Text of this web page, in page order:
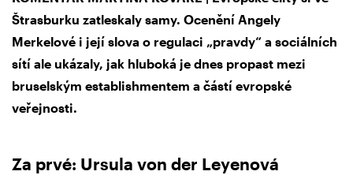
Štrasburku zatleskaly samy. Ocenění Angely
Merkelové i její slova o regulaci „pravdy“ a sociálních
sítí ale ukázaly, jak hluboká je dnes propast mezi
bruselským establishmentem a částí evropské
veřejnosti.
Za prvé: Ursula von der Leyenová